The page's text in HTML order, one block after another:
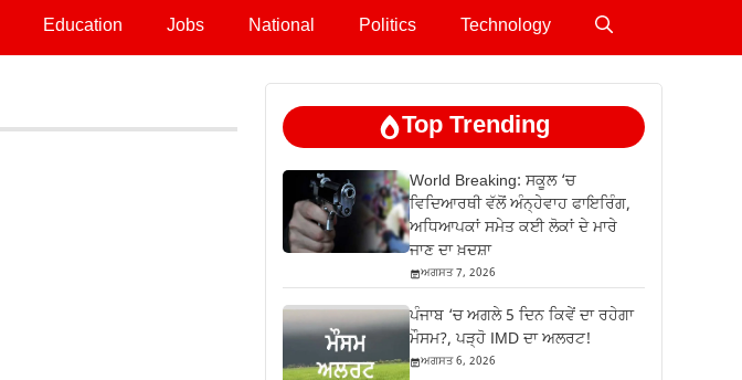
Education Jobs National Politics Technology
Top Trending
World Breaking: ਸਕੂਲ ‘ਚ
ਵਿਦਿਆਰਥੀ ਵੱਲੋਂ ਅੰਨ੍ਹੇਵਾਹ ਫਾਇਰਿੰਗ,
ਅਧਿਆਪਕਾਂ ਸਮੇਤ ਕਈ ਲੋਕਾਂ ਦੇ ਮਾਰੇ
ਜਾਣ ਦਾ ਖ਼ਦਸ਼ਾ
ਅਗਸਤ 7, 2026
ਪੰਜਾਬ ‘ਚ ਅਗਲੇ 5 ਦਿਨ ਕਿਵੇਂ ਦਾ ਰਹੇਗਾ
ਮੌਸਮ?, ਪੜ੍ਹੋ IMD ਦਾ ਅਲਰਟ!
ਅਗਸਤ 6, 2026